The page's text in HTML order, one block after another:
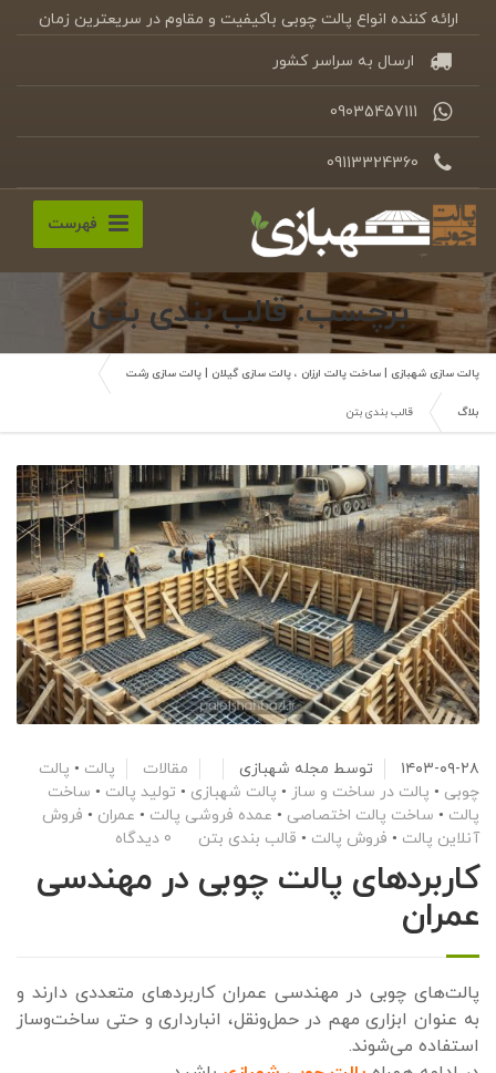
ارائه کننده انواع پالت چوبی باکیفیت و مقاوم در سریعترین زمان
ارسال به سراسر کشور
09035457111
09113324360
فهرست
برچسب: قالب بندی بتن
پالت سازی شهبازی | ساخت پالت ارزان ، پالت سازی گیلان | پالت سازی رشت
بلاگ قالب بندی بتن
۱۴۰۳-۰۹-۲۸ توسط مجله شهبازی مقالات پالت • پالت
چوبی • پالت در ساخت و ساز • پالت شهبازی • تولید پالت • ساخت
پالت • ساخت پالت اختصاصی • عمده فروشی پالت • عمران • فروش
آنلاین پالت • فروش پالت • قالب بندی بتن 0 دیدگاه
کاربردهای پالت چوبی در مهندسی
عمران
پالت‌های چوبی در مهندسی عمران کاربردهای متعددی دارند و
به عنوان ابزاری مهم در حمل‌ونقل، انبارداری و حتی ساخت‌وساز
استفاده می‌شوند.